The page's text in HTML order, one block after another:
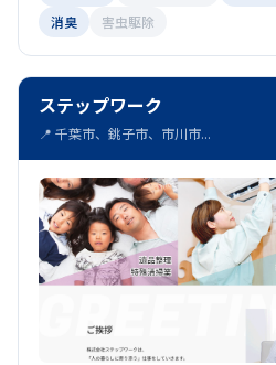
消臭
害虫駆除
ステップワーク
📍 千葉市、銚子市、市川市...